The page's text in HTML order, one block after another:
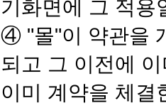
기화면에 그 적용
④ "몰"이 약관을
되고 그 이전에
이미 계약을 체결